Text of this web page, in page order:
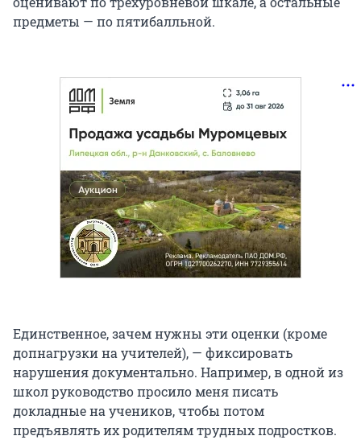
предметы — по пятибалльной.
Единственное, зачем нужны эти оценки (кроме
допнагрузки на учителей), — фиксировать
нарушения документально. Например, в одной из
школ руководство просило меня писать
докладные на учеников, чтобы потом
предъявлять их родителям трудных подростков.